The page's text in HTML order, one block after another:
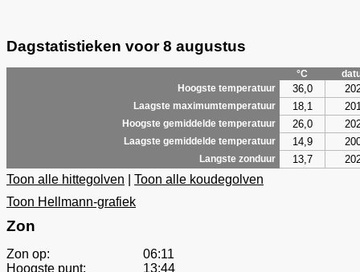
Dagstatistieken voor 8 augustus
°C
Hoogste temperatuur
36,0
Laagste maximumtemperatuur 18,1
Hoogste gemiddelde temperatuur 26,0
Laagste gemiddelde temperatuur 14,9
Langste zonduur 13,7
Toon alle hittegolven
Toon alle koudegolven
Toon Hellmann-grafiek
Zon
Zon op:
06:11
Hoogste punt:
13:44